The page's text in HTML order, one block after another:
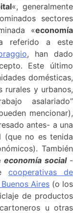
«, generalmente
sectores
«economía
referido a este
, han dado
Este último
domésticas,
rurales y urbanos,
asalariado”
mencionar),
antes- a una
(que no es tenida
También
economía social -
cooperativas de
Aires (o los
de productos
u otras